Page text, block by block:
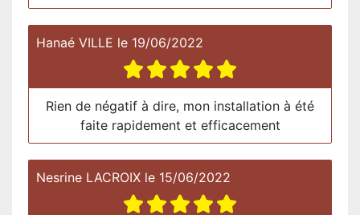
Hanaé VILLE le 19/06/2022
Rien de négatif à dire, mon installation à été
faite rapidement et efficacement
Nesrine LACROIX le 15/06/2022